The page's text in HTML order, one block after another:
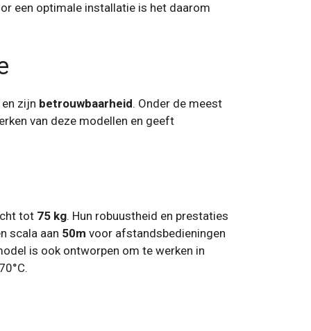
een optimale installatie is het daarom
en zijn betrouwbaarheid. Onder de meest
van deze modellen en geeft
tot 75 kg. Hun robuustheid en prestaties
scala aan 50m voor afstandsbedieningen
is ook ontworpen om te werken in